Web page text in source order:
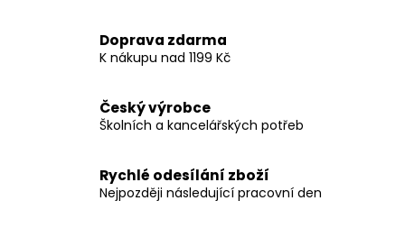
Doprava zdarma
K nákupu nad 1199 Kč
Český výrobce
Školních a kancelářských potřeb
Rychlé odesílání zboží
Nejpozději následující pracovní den